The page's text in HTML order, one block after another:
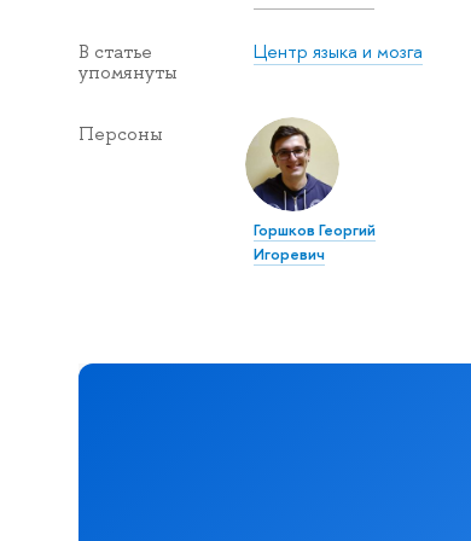
В статье
упомянуты
Центр языка и мозга
Персоны
Горшков Георгий
Игоревич